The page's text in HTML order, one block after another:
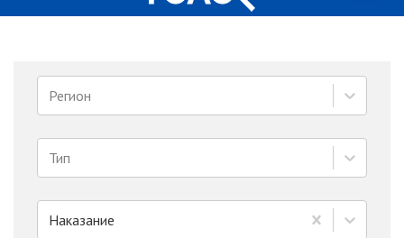
Регион
Тип
Наказание